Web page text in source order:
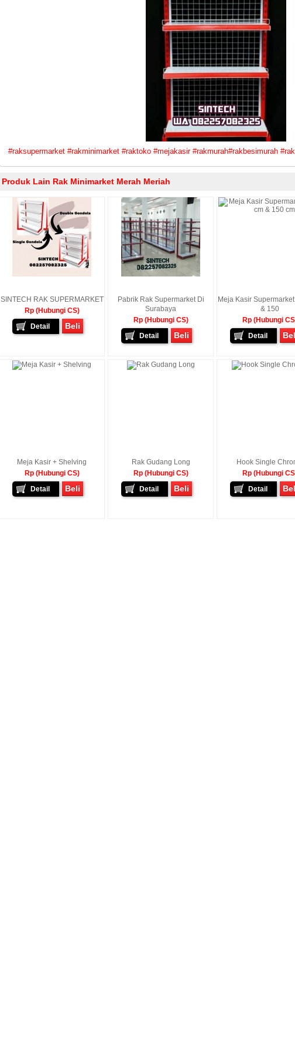
#raksupermarket #rakminimarket #raktoko #mejakasir #rakmurah#rakbesimurah #
Produk Lain Rak Minimarket Merah Meriah
SINTECH RAK SUPERMARKET
Rp (Hubungi CS)
Detail
Beli
Pabrik Rak Supermarket Di
Surabaya
Rp (Hubungi CS)
Detail
Beli
Meja Kasir
& 150
Rp (Hubungi
Detail
Meja Kasir + Shelving
Rp (Hubungi CS)
Detail
Beli
Rak Gudang Long
Rp (Hubungi CS)
Detail
Beli
Hook Single
Rp (Hubungi
Detail